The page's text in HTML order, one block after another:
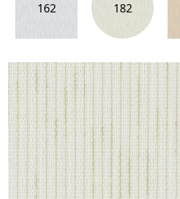
162
182